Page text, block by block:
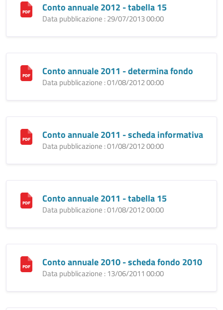
Conto annuale 2012 - tabella 15
Data pubblicazione : 29/07/2013 00:00
Conto annuale 2011 - determina fondo
Data pubblicazione : 01/08/2012 00:00
Conto annuale 2011 - scheda informativa
Data pubblicazione : 01/08/2012 00:00
Conto annuale 2011 - tabella 15
Data pubblicazione : 01/08/2012 00:00
Conto annuale 2010 - scheda fondo 2010
Data pubblicazione : 13/06/2011 00:00